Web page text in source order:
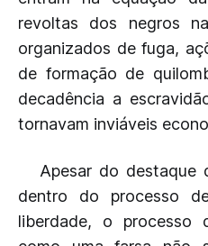
revoltas dos negros
organizados de fuga,
de formação de
decadência a
tornavam inviáveis
Apesar do
dentro do processo
liberdade, o processo